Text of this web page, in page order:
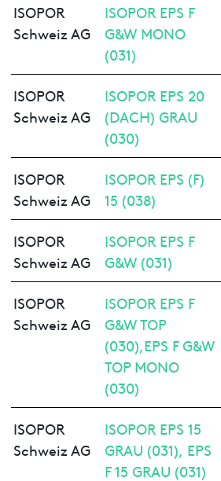
ISOPOR
Schweiz AG
ISOPOR EPS F
G&W MONO
(031)
ISOPOR
Schweiz AG
ISOPOR EPS 20
(DACH) GRAU
(030)
ISOPOR
Schweiz AG
ISOPOR EPS (F)
15 (038)
ISOPOR
Schweiz AG
ISOPOR EPS F
G&W (031)
ISOPOR
Schweiz AG
ISOPOR EPS F
G&W TOP
(030),EPS F G&W
TOP MONO
(030)
ISOPOR
Schweiz AG
ISOPOR EPS 15
GRAU (031), EPS
F 15 GRAU (031)